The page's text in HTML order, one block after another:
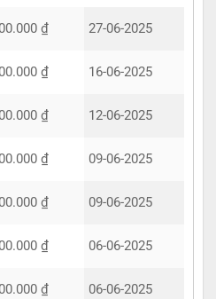
₫ 27-06-2025
₫ 16-06-2025
₫ 12-06-2025
₫ 09-06-2025
₫ 09-06-2025
₫ 06-06-2025
₫ 06-06-2025